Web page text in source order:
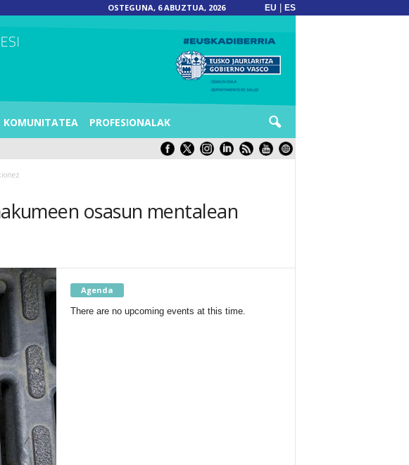
OSTEGUNA, 6 ABUZTUA, 2026 EU ES
KOMUNITATEA PROFESIONALAK
osasun mentalean
Agenda
There are no upcoming events at this time.